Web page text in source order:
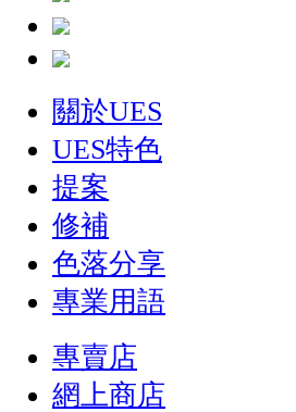
關於UES
UES特色
提案
修補
色落分享
專業用語
專賣店
網上商店